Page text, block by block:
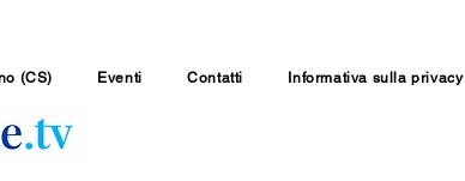
(CS) Eventi Contatti Informativa sulla privacy